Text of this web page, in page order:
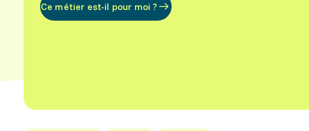
Ce métier est-il pour moi ?